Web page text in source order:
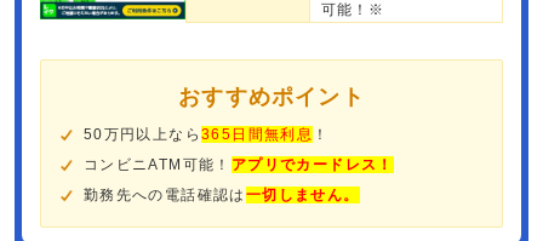
可能！※
おすすめポイント
50万円以上なら 365日間無利息 ！
コンビニATM可能！ アプリでカードレス！
勤務先への電話確認は 一切しません。